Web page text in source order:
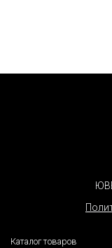
Каталог товаров